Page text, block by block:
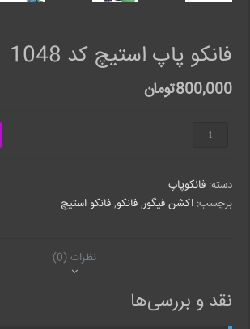
فانکو پاپ استیچ کد 1048
800,000تومان
1048
عدد
دسته:فانکوپاپ
برچسب:اکشن فیگور,فانکو,فانکو استیچ
نظرات (0)
نقد و بررسی‌ها